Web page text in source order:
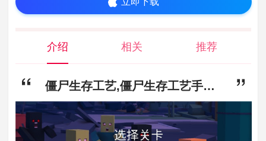
介绍 相关 推荐
僵尸生存工艺,僵尸生存工艺手游下载,僵尸生存工艺免费下载v3.3